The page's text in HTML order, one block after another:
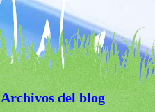
Archivos del blog